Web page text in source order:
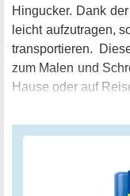
Hingucker. Dank
leicht aufzutragen,
transportieren.
zum Malen und
Hause oder auf
die Stifte
Möglichkeiten
723155